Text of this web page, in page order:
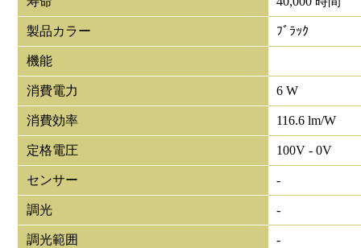
製品カラー ﾌﾞﾗｯｸ
機能
消費電力 6 W
消費効率 116.6 lm/W
定格電圧 100V - 0V
センサー -
調光 -
調光範囲 -